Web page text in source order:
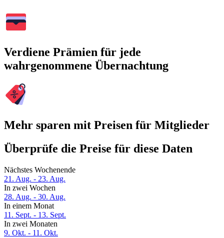
Verdiene Prämien für jede
wahrgenommene Übernachtung
Mehr sparen mit Preisen für Mitglieder
Überprüfe die Preise für diese Daten
Nächstes Wochenende
21. Aug. - 23. Aug.
In zwei Wochen
28. Aug. - 30. Aug.
In einem Monat
11. Sept. - 13. Sept.
In zwei Monaten
9. Okt. - 11. Okt.